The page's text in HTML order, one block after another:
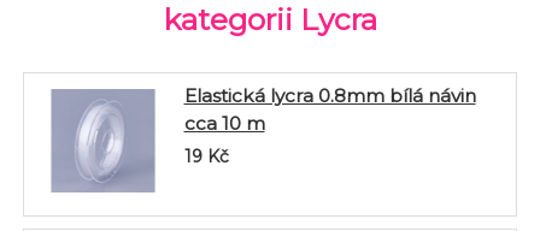
kategorii Lycra
Elastická lycra 0.8mm bílá návin
cca 10 m
19 Kč